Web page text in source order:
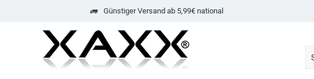
Günstiger Versand ab 5,99€ national